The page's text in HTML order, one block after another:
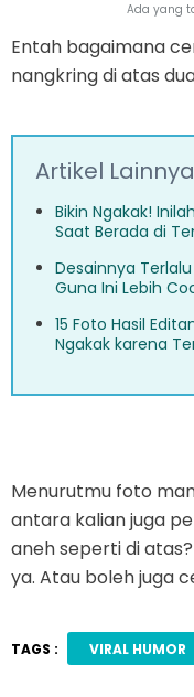
Ada yang
Entah bagaimana
nangkring di atas
Artikel Lainnya
Bikin Ngakak!
Saat Berada di
Desainnya
Guna Ini Lebih
15 Foto Hasil
Ngakak karena
Menurutmu foto
antara kalian juga
aneh seperti di
ya. Atau boleh juga
TAGS : VIRAL HUMOR